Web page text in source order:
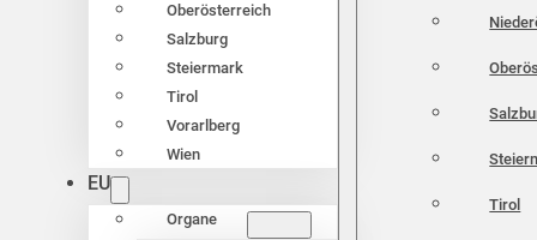
Oberösterreich
Salzburg
Steiermark
Tirol
Vorarlberg
Wien
EU
Organe
Tirol